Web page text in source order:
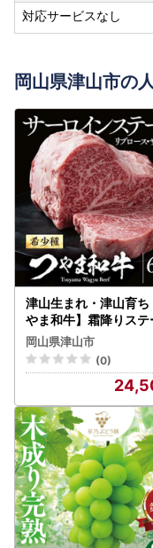
対応サービスなし
岡山県津山市の
津山生まれ・津山育ち
やま和牛】霜降りステ
リブロース・サーロ
600g(3枚)【配送不可
：離島】【1030616】
岡山県津山市
(0)